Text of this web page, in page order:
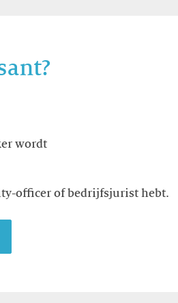
wordt
officer of bedrijfsjurist hebt.